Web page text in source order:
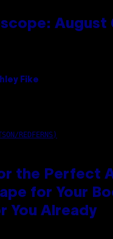
August
Fike
REDFERNS)
the Perfect
for Your
You Already